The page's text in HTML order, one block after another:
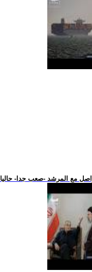
مع المرشد -صعب جدا- حاليا